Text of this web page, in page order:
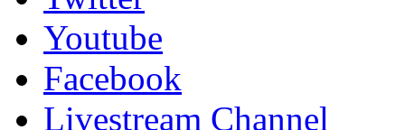
Youtube
Facebook
Livestream Channel